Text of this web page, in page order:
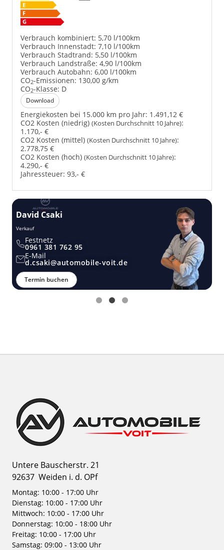
Verbrauch kombiniert: 5,70 l/100km
Verbrauch Innenstadt: 7,10 l/100km
Verbrauch Stadtrand: 5,50 l/100km
Verbrauch Landstraße: 4,90 l/100km
Verbrauch Autobahn: 6,00 l/100km
CO2-Emissionen: 130,00 g/km
CO2-Klasse: D
Download
Energiekosten bei 15.000 km pro Jahr: 1.491,12 €
CO2 Kosten (niedrig) (Kosten Durchschnitt 10 Jahre):
1.170,- €
CO2 Kosten (mittel) (Kosten Durchschnitt 10 Jahre):
2.778,75 €
CO2 Kosten (hoch) (Kosten Durchschnitt 10 Jahre):
4.290,- €
Jahressteuer: 93,- €
David Csaki
Verkauf
Festnetz
0961 381 762 95
E-Mail
d.csaki@automobile-voit.de
Termin buchen
Untere Bauscherstr. 21
92637 Weiden i. d. OPf
Montag: 10:00 - 17:00 Uhr
Dienstag: 10:00 - 17:00 Uhr
Mittwoch: 10:00 - 17:00 Uhr
Donnerstag: 10:00 - 18:00 Uhr
Freitag: 10:00 - 17:00 Uhr
Samstag: 09:00 - 13:00 Uhr